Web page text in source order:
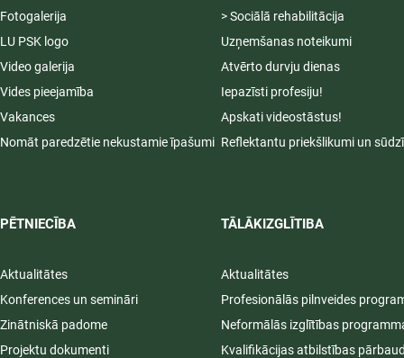
Fotogalerija
LU PSK logo
Video galerija
Vides pieejamība
Vakances
Nomāt paredzētie nekustamie īpašumi
PĒTNIECĪBA
Aktualitātes
Konferences un semināri
Zinātniskā padome
Projektu dokumenti
> Sociālā rehabilitācija
Uzņemšanas noteikumi
Atvērto durvju dienas
Iepazīsti profesiju!
Apskati videostāstus!
Reflektantu priekšlikumi un
TĀLĀKIZGLĪTIBA
Aktualitātes
Profesionālās pilnveides
Neformālās izglītības
Kvalifikācijas atbilstības